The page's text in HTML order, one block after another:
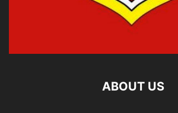
ABOUT US